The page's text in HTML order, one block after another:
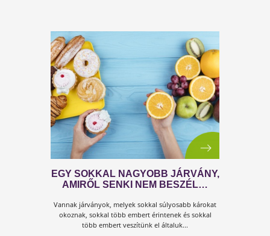
AZ EGÉSZSÉG 3 ALAPPILLÉRE
Tudtad, hogya valódi egészség valójában 3
pillérennyugszik? Gondolj ezekre, mint egy három lábú
székre. Ha bármelyik lábat kivesszük, a szék azonnal